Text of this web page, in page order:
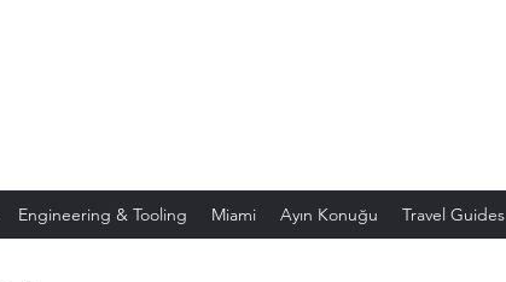
Engineering & Tooling Miami Ayın Konuğu Travel Guides